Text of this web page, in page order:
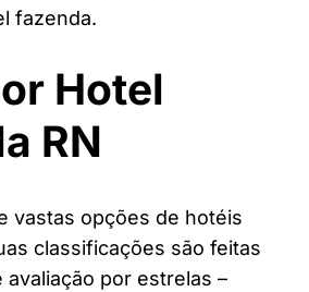
fazenda.
Hotel
RN
vastas opções de hotéis
classificações são feitas
por estrelas –